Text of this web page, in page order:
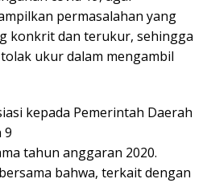
permasalahan yang
konkrit dan terukur, sehingga
ukur dalam mengambil
kepada Pemerintah Daerah
9
tahun anggaran 2020.
bahwa, terkait dengan